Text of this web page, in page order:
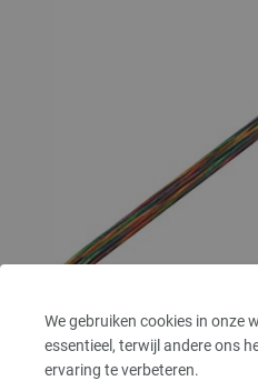
We gebruiken cookies in onze
essentieel, terwijl andere ons
ervaring te verbeteren.
Kousenbreinaalden